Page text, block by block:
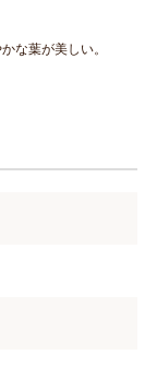
な葉が美しい。